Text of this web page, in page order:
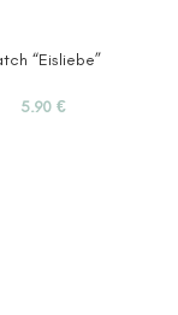
“Eisliebe”
5.90 €